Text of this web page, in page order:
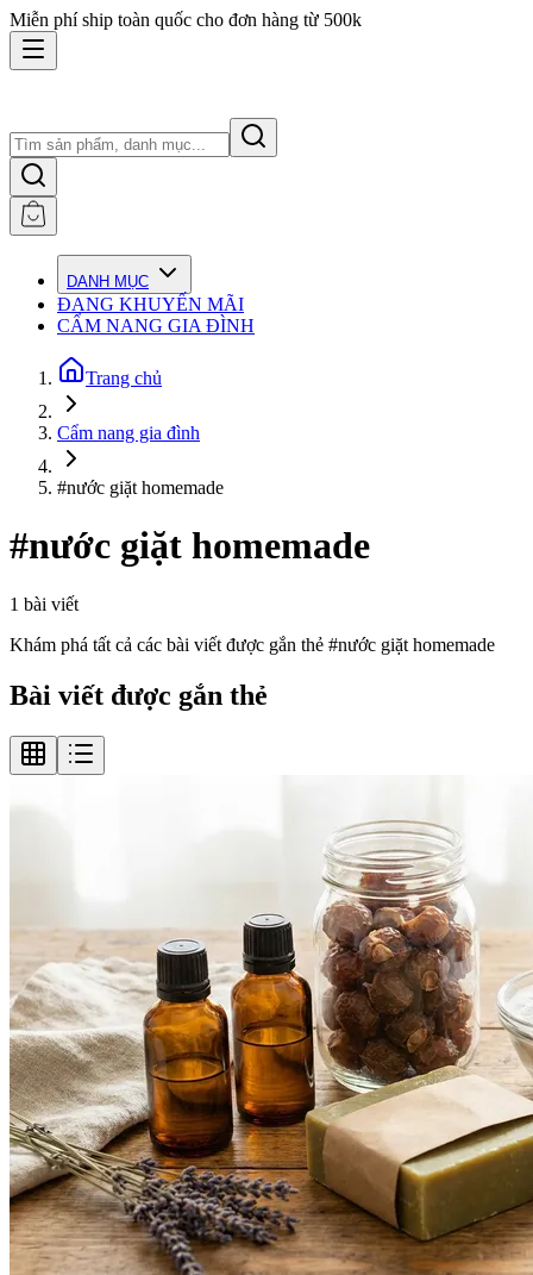
Miễn phí ship toàn quốc cho đơn hàng từ 500k
DANH MỤC
ĐANG KHUYẾN MÃI
CẨM NANG GIA ĐÌNH
Trang chủ
Cẩm nang gia đình
#nước giặt homemade
#nước giặt homemade
1 bài viết
Khám phá tất cả các bài viết được gắn thẻ #nước giặt homemade
Bài viết được gắn thẻ